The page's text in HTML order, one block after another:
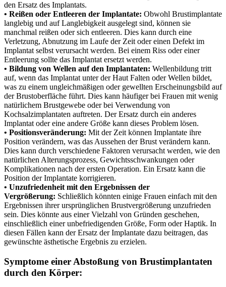
den Ersatz des Implantats.
• Reißen oder Entleeren der Implantate: Obwohl Brustimplantate
langlebig und auf Langlebigkeit ausgelegt sind, können sie
manchmal reißen oder sich entleeren. Dies kann durch eine
Verletzung, Abnutzung im Laufe der Zeit oder einen Defekt im
Implantat selbst verursacht werden. Bei einem Riss oder einer
Entleerung sollte das Implantat ersetzt werden.
• Bildung von Wellen auf den Implantaten: Wellenbildung tritt
auf, wenn das Implantat unter der Haut Falten oder Wellen bildet,
was zu einem ungleichmäßigen oder gewellten Erscheinungsbild auf
der Brustoberfläche führt. Dies kann häufiger bei Frauen mit wenig
natürlichem Brustgewebe oder bei Verwendung von
Kochsalzimplantaten auftreten. Der Ersatz durch ein anderes
Implantat oder eine andere Größe kann dieses Problem lösen.
• Positionsveränderung: Mit der Zeit können Implantate ihre
Position verändern, was das Aussehen der Brust verändern kann.
Dies kann durch verschiedene Faktoren verursacht werden, wie den
natürlichen Alterungsprozess, Gewichtsschwankungen oder
Komplikationen nach der ersten Operation. Ein Ersatz kann die
Position der Implantate korrigieren.
• Unzufriedenheit mit den Ergebnissen der
Vergrößerung: Schließlich könnten einige Frauen einfach mit den
Ergebnissen ihrer ursprünglichen Brustvergrößerung unzufrieden
sein. Dies könnte aus einer Vielzahl von Gründen geschehen,
einschließlich einer unbefriedigenden Größe, Form oder Haptik. In
diesen Fällen kann der Ersatz der Implantate dazu beitragen, das
gewünschte ästhetische Ergebnis zu erzielen.
Symptome einer Abstoßung von Brustimplantaten
durch den Körper: